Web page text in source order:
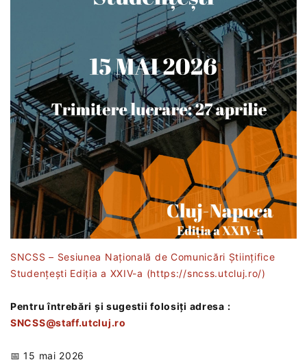
SNCSS – Sesiunea Națională de Comunicări Științifice
Studențești Ediția a XXIV-a (https://sncss.utcluj.ro/)
Pentru întrebări și sugestii folosiți adresa :
SNCSS@staff.utcluj.ro
📅 15 mai 2026